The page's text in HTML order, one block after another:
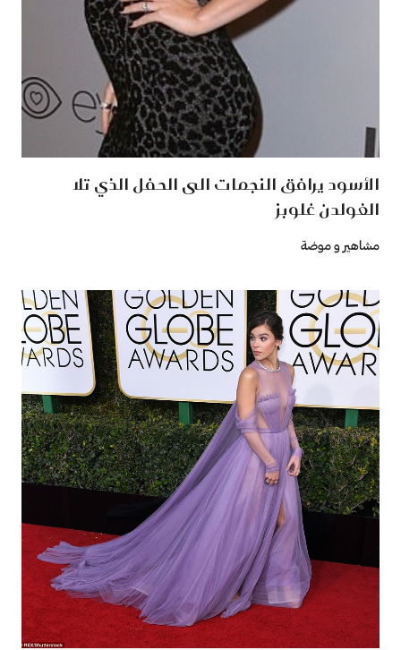
الأسود يرافق النجمات الى الحفل الذي تلا
الغولدن غلوبز
مشاهير و موضة